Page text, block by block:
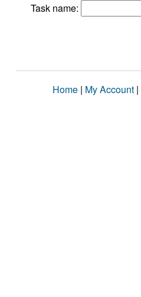
Task name:
Home | My Account |